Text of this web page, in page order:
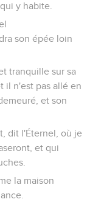
y habite.
son épée loin
tranquille sur sa
il n'est pas allé en
et son
dit l'Éternel, où je
et qui
la maison